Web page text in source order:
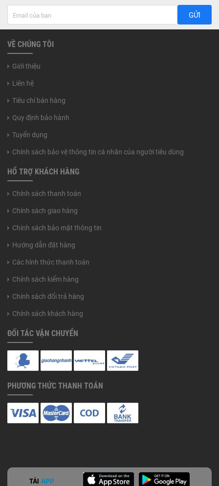
GỬI
VỀ CHÚNG TÔI
Giới thiệu
Liên hệ
Tiêu chí bán hàng
Quy định bảo hành
Tuyển dụng
Chính sách bảo vệ thông tin cá nhân của người tiêu dùng
HỔ TRỢ KHÁCH HÀNG
Chính sách thanh toán
Chính sách giao hàng
Chính sách bảo mật thông tin
Hướng dẫn đặt hàng
Các hình thức thanh toán
Chính sách kiểm hàng
Chính sách đổi trả hàng
Chính sách khách hàng
ĐỐI TÁC VẬN CHUYỂN
PHƯƠNG THỨC THANH TOÁN
TẢI APP